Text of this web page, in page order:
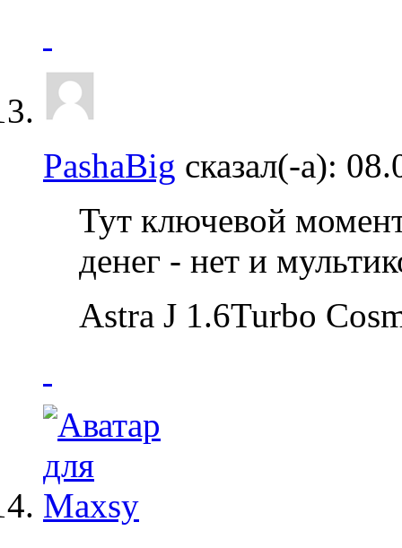
PashaBig сказал(-а):
Тут ключевой
денег - нет и
Astra J 1.6Turbo